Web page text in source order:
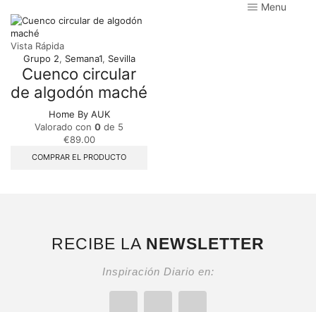
Menu
Vista Rápida
Grupo 2, Semana1, Sevilla
Cuenco circular
de algodón maché
Home By AUK
Valorado con 0 de 5
€89.00
COMPRAR EL PRODUCTO
RECIBE LA NEWSLETTER
Inspiración Diario en: